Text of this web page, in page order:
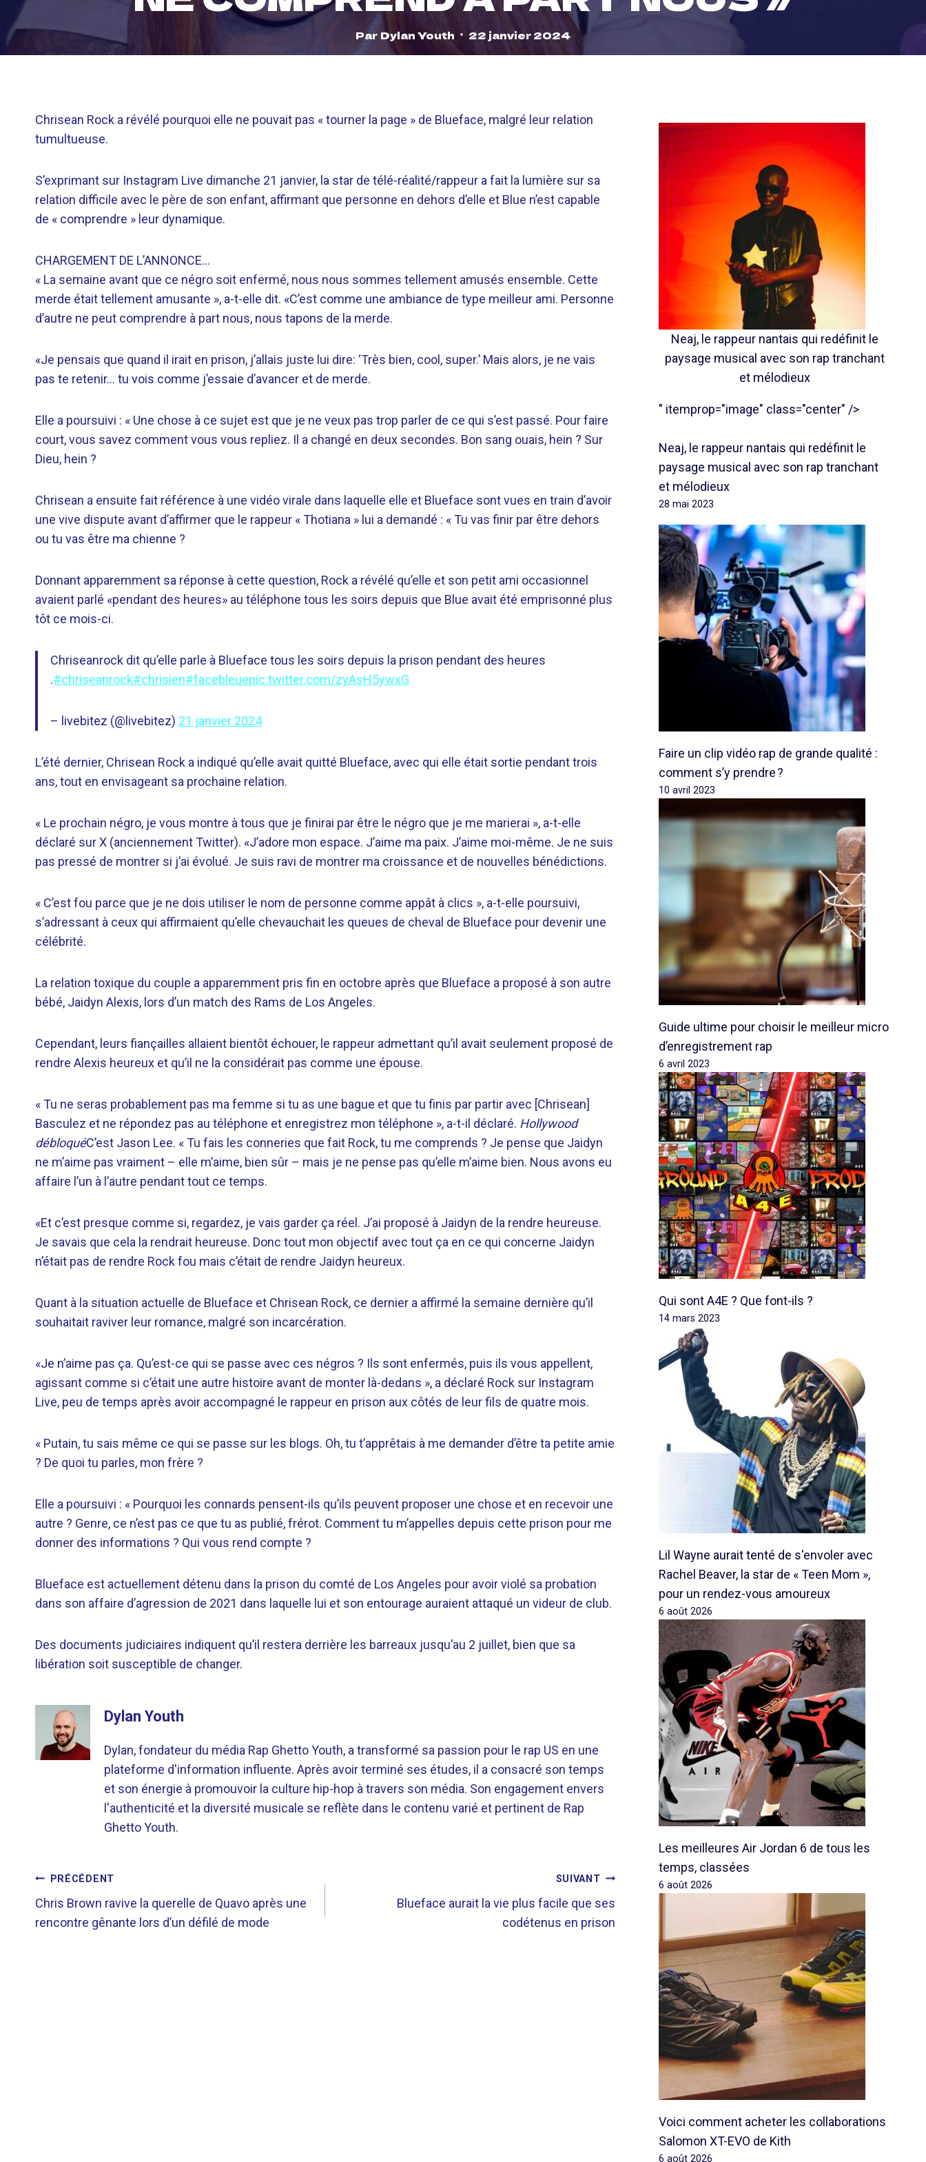
Par Dylan Youth 22 janvier 2024
Chrisean Rock a révélé pourquoi elle ne pouvait pas « tourner la page » de Blueface, malgré leur relation
tumultueuse.
S’exprimant sur Instagram Live dimanche 21 janvier, la star de télé-réalité/rappeur a fait la lumière sur sa
relation difficile avec le père de son enfant, affirmant que personne en dehors d’elle et Blue n’est capable
de « comprendre » leur dynamique.
CHARGEMENT DE L’ANNONCE…
« La semaine avant que ce négro soit enfermé, nous nous sommes tellement amusés ensemble. Cette
merde était tellement amusante », a-t-elle dit. «C’est comme une ambiance de type meilleur ami. Personne
d’autre ne peut comprendre à part nous, nous tapons de la merde.
«Je pensais que quand il irait en prison, j’allais juste lui dire: ‘Très bien, cool, super.’ Mais alors, je ne vais
pas te retenir… tu vois comme j’essaie d’avancer et de merde.
Elle a poursuivi : « Une chose à ce sujet est que je ne veux pas trop parler de ce qui s’est passé. Pour faire
court, vous savez comment vous vous repliez. Il a changé en deux secondes. Bon sang ouais, hein ? Sur
Dieu, hein ?
Chrisean a ensuite fait référence à une vidéo virale dans laquelle elle et Blueface sont vues en train d’avoir
une vive dispute avant d’affirmer que le rappeur « Thotiana » lui a demandé : « Tu vas finir par être dehors
ou tu vas être ma chienne ?
Donnant apparemment sa réponse à cette question, Rock a révélé qu’elle et son petit ami occasionnel
avaient parlé «pendant des heures» au téléphone tous les soirs depuis que Blue avait été emprisonné plus
tôt ce mois-ci.
Chriseanrock dit qu’elle parle à Blueface tous les soirs depuis la prison pendant des heures
.#chriseanrock#chrisien#facebleuepic.twitter.com/zyAsH5ywxG
– livebitez (@livebitez) 21 janvier 2024
L’été dernier, Chrisean Rock a indiqué qu’elle avait quitté Blueface, avec qui elle était sortie pendant trois
ans, tout en envisageant sa prochaine relation.
« Le prochain négro, je vous montre à tous que je finirai par être le négro que je me marierai », a-t-elle
déclaré sur X (anciennement Twitter). «J’adore mon espace. J’aime ma paix. J’aime moi-même. Je ne suis
pas pressé de montrer si j’ai évolué. Je suis ravi de montrer ma croissance et de nouvelles bénédictions.
« C’est fou parce que je ne dois utiliser le nom de personne comme appât à clics », a-t-elle poursuivi,
s’adressant à ceux qui affirmaient qu’elle chevauchait les queues de cheval de Blueface pour devenir une
célébrité.
La relation toxique du couple a apparemment pris fin en octobre après que Blueface a proposé à son autre
bébé, Jaidyn Alexis, lors d’un match des Rams de Los Angeles.
Cependant, leurs fiançailles allaient bientôt échouer, le rappeur admettant qu’il avait seulement proposé de
rendre Alexis heureux et qu’il ne la considérait pas comme une épouse.
« Tu ne seras probablement pas ma femme si tu as une bague et que tu finis par partir avec [Chrisean]
Basculez et ne répondez pas au téléphone et enregistrez mon téléphone », a-t-il déclaré. Hollywood
débloquéC’est Jason Lee. « Tu fais les conneries que fait Rock, tu me comprends ? Je pense que Jaidyn
ne m’aime pas vraiment – ​​elle m’aime, bien sûr – mais je ne pense pas qu’elle m’aime bien. Nous avons eu
affaire l’un à l’autre pendant tout ce temps.
«Et c’est presque comme si, regardez, je vais garder ça réel. J’ai proposé à Jaidyn de la rendre heureuse.
Je savais que cela la rendrait heureuse. Donc tout mon objectif avec tout ça en ce qui concerne Jaidyn
n’était pas de rendre Rock fou mais c’était de rendre Jaidyn heureux.
Quant à la situation actuelle de Blueface et Chrisean Rock, ce dernier a affirmé la semaine dernière qu’il
souhaitait raviver leur romance, malgré son incarcération.
«Je n’aime pas ça. Qu’est-ce qui se passe avec ces négros ? Ils sont enfermés, puis ils vous appellent,
agissant comme si c’était une autre histoire avant de monter là-dedans », a déclaré Rock sur Instagram
Live, peu de temps après avoir accompagné le rappeur en prison aux côtés de leur fils de quatre mois.
« Putain, tu sais même ce qui se passe sur les blogs. Oh, tu t’apprêtais à me demander d’être ta petite amie
? De quoi tu parles, mon frère ?
Elle a poursuivi : « Pourquoi les connards pensent-ils qu’ils peuvent proposer une chose et en recevoir une
autre ? Genre, ce n’est pas ce que tu as publié, frérot. Comment tu m’appelles depuis cette prison pour me
donner des informations ? Qui vous rend compte ?
Blueface est actuellement détenu dans la prison du comté de Los Angeles pour avoir violé sa probation
dans son affaire d’agression de 2021 dans laquelle lui et son entourage auraient attaqué un videur de club.
Des documents judiciaires indiquent qu’il restera derrière les barreaux jusqu’au 2 juillet, bien que sa
libération soit susceptible de changer.
Dylan Youth
Dylan, fondateur du média Rap Ghetto Youth, a transformé sa passion pour le rap US en une
plateforme d'information influente. Après avoir terminé ses études, il a consacré son temps
et son énergie à promouvoir la culture hip-hop à travers son média. Son engagement envers
l'authenticité et la diversité musicale se reflète dans le contenu varié et pertinent de Rap
Ghetto Youth.
NAVIGATION
DE
PRÉCÉDENT
Chris Brown ravive la querelle de Quavo après une
rencontre gênante lors d’un défilé de mode
SUIVANT
Blueface aurait la vie plus facile que ses
codétenus en prison
Neaj, le rappeur nantais qui redéfinit le
paysage musical avec son rap tranchant
et mélodieux
" itemprop="image" class="center" />
Neaj, le rappeur nantais qui redéfinit le
paysage musical avec son rap tranchant
et mélodieux
28 mai 2023
Faire un clip vidéo rap de grande qualité :
comment s’y prendre ?
10 avril 2023
Guide ultime pour choisir le meilleur micro
d’enregistrement rap
6 avril 2023
Qui sont A4E ? Que font-ils ?
14 mars 2023
Lil Wayne aurait tenté de s'envoler avec
Rachel Beaver, la star de « Teen Mom »,
pour un rendez-vous amoureux
6 août 2026
Les meilleures Air Jordan 6 de tous les
temps, classées
6 août 2026
Voici comment acheter les collaborations
Salomon XT-EVO de Kith
6 août 2026